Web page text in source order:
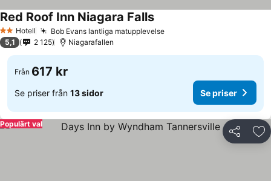
2 Stjärnor
Hotell Bob Evans lantliga matupplevelse
Red Roof Inn Niagara Falls
5,1 2 125 Niagarafallen
Från 617 kr
Se priser från 13 sidor Se priser
Dela
Populärt val